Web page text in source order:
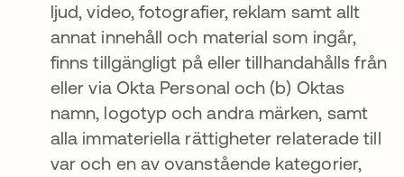
ljud, video, fotografier, reklam samt allt
annat innehåll och material som ingår,
finns tillgängligt på eller tillhandahålls från
eller via Okta Personal och (b) Oktas
namn, logotyp och andra märken, samt
alla immateriella rättigheter relaterade till
var och en av ovanstående kategorier,